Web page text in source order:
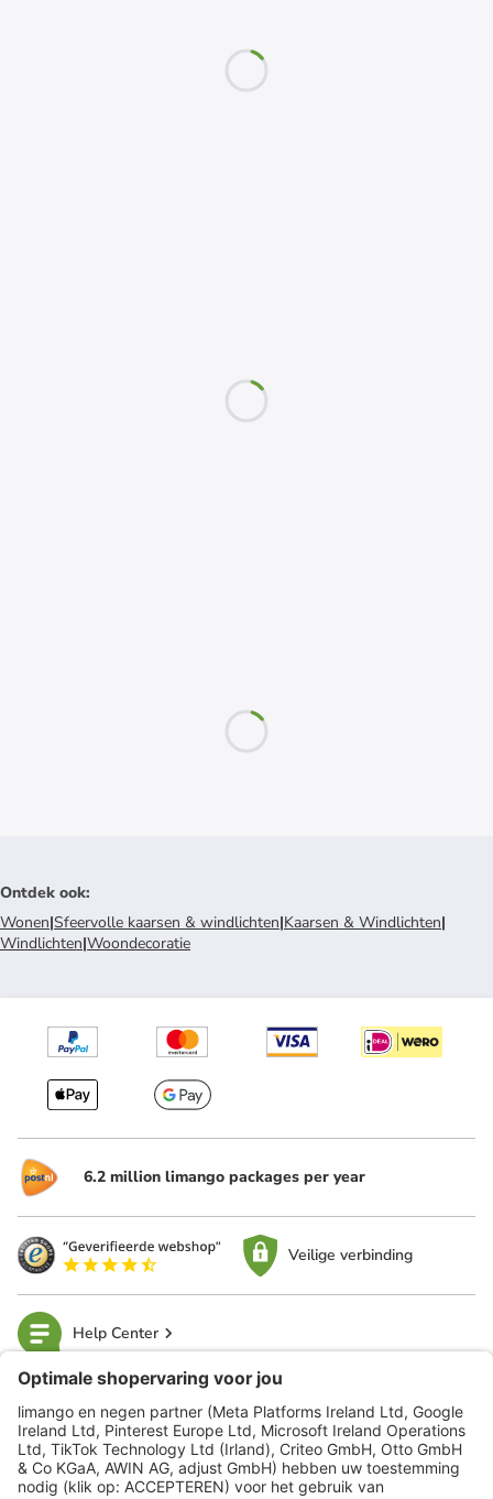
Ontdek ook:
Wonen|Sfeervolle kaarsen & windlichten|Kaarsen & Windlichten|
Windlichten|Woondecoratie
6.2 million limango packages per year
Veilige verbinding
Help Center
limango
Veilig winkelen